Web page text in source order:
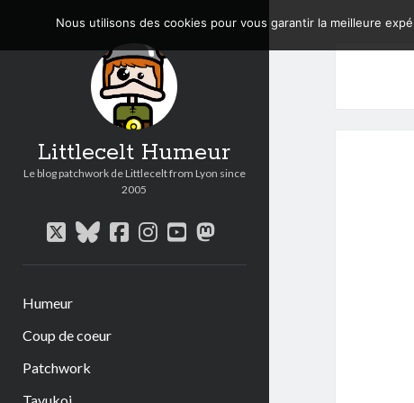
Littlecelt Humeur
Le blog patchwork de Littlecelt from Lyon since
2005
twitterbluesky
facebook
instagram
youtube
mastodon
Humeur
Coup de coeur
Patchwork
Nous utilisons des cookies pour vous garantir la meilleure